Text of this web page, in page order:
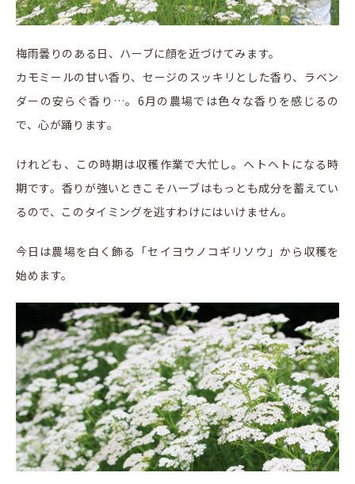
梅雨曇りのある日、ハーブに顔を近づけてみます。
カモミールの甘い香り、セージのスッキリとした香り、ラベン
ダーの安らぐ香り…。6月の農場では色々な香りを感じるの
で、心が踊ります。
けれども、この時期は収穫作業で大忙し。ヘトヘトになる時
期です。香りが強いときこそハーブはもっとも成分を蓄えてい
るので、このタイミングを逃すわけにはいけません。
今日は農場を白く飾る「セイヨウノコギリソウ」から収穫を
始めます。